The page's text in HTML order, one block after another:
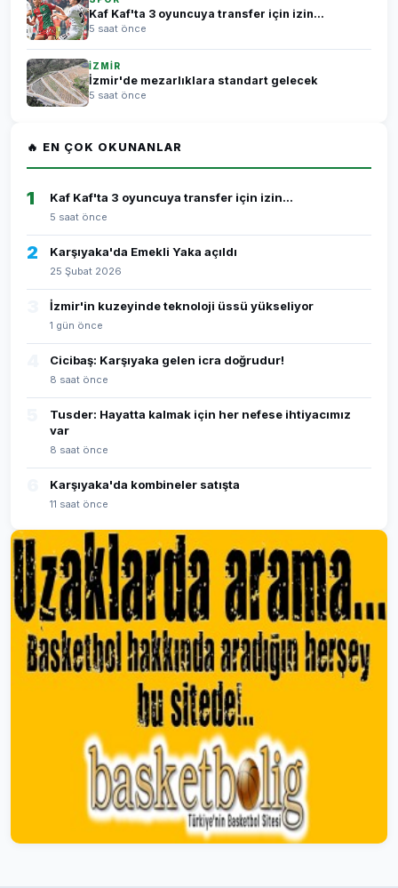
Kaf Kaf'ta 3 oyuncuya transfer için izin...
5 saat önce
İZMİR
İzmir'de mezarlıklara standart gelecek
5 saat önce
🔥 EN ÇOK OKUNANLAR
1 Kaf Kaf'ta 3 oyuncuya transfer için izin...
5 saat önce
2 Karşıyaka'da Emekli Yaka açıldı
25 Şubat 2026
İzmir'in kuzeyinde teknoloji üssü yükseliyor
1 gün önce
Cicibaş: Karşıyaka gelen icra doğrudur!
8 saat önce
Tusder: Hayatta kalmak için her nefese ihtiyacımız
var
8 saat önce
Karşıyaka'da kombineler satışta
11 saat önce